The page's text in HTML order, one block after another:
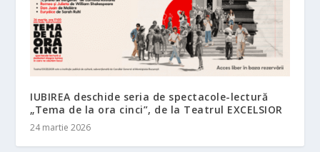
IUBIREA deschide seria de spectacole-lectură
„Tema de la ora cinci”, de la Teatrul EXCELSIOR
24 martie 2026